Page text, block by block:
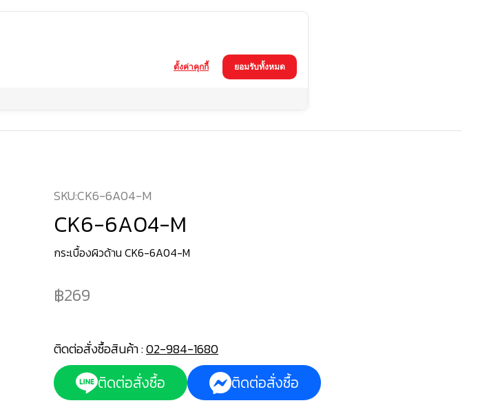
SKU:CK6-6A04-M
CK6-6A04-M
กระเบื้องผิวด้าน CK6-6A04-M
269
ติดต่อสั่งซื้อสินค้า :02-984-1680
ติดต่อสั่งซื้อ ติดต่อสั่งซื้อ
ยอมรับทั้งหมด
ตั้งค่าคุกกี้